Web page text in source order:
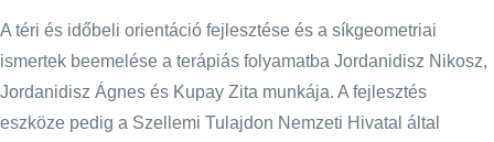
A téri és időbeli orientáció fejlesztése és a síkgeometriai
ismertek beemelése a terápiás folyamatba Jordanidisz Nikosz,
Jordanidisz Ágnes és Kupay Zita munkája. A fejlesztés
eszköze pedig a Szellemi Tulajdon Nemzeti Hivatal által